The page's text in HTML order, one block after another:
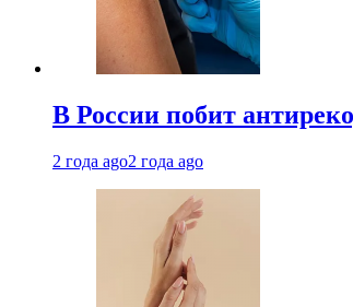
В России побит
2 года ago2 года ago